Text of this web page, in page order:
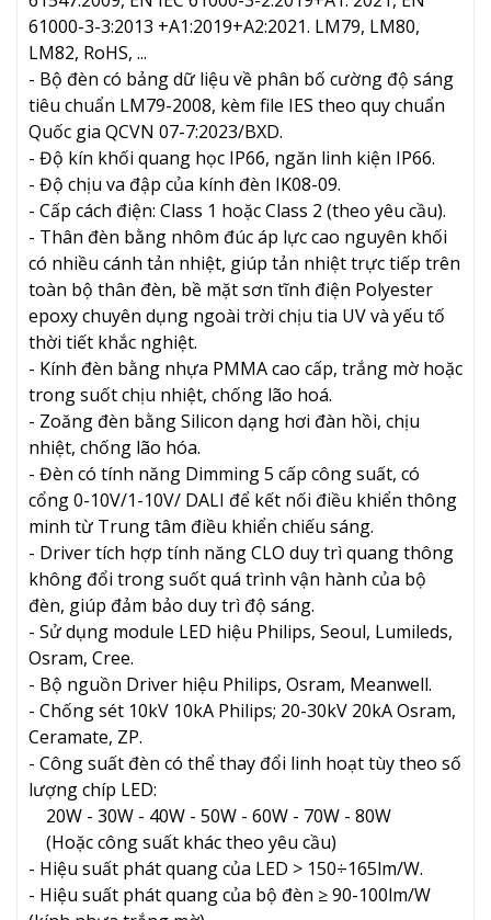
61000-3-3:2013 +A1:2019+A2:2021. LM79, LM80,
LM82, RoHS, ...
- Bộ đèn có bảng dữ liệu về phân bố cường độ sáng
tiêu chuẩn LM79-2008, kèm file IES theo quy chuẩn
Quốc gia QCVN 07-7:2023/BXD.
- Độ kín khối quang học IP66, ngăn linh kiện IP66.
- Độ chịu va đập của kính đèn IK08-09.
- Cấp cách điện: Class 1 hoặc Class 2 (theo yêu cầu).
- Thân đèn bằng nhôm đúc áp lực cao nguyên khối
có nhiều cánh tản nhiệt, giúp tản nhiệt trực tiếp trên
toàn bộ thân đèn, bề mặt sơn tĩnh điện Polyester
epoxy chuyên dụng ngoài trời chịu tia UV và yếu tố
thời tiết khắc nghiệt.
- Kính đèn bằng nhựa PMMA cao cấp, trắng mờ hoặc
trong suốt chịu nhiệt, chống lão hoá.
- Zoăng đèn bằng Silicon dạng hơi đàn hồi, chịu
nhiệt, chống lão hóa.
- Đèn có tính năng Dimming 5 cấp công suất, có
cổng 0-10V/1-10V/ DALI để kết nối điều khiển thông
minh từ Trung tâm điều khiển chiếu sáng.
- Driver tích hợp tính năng CLO duy trì quang thông
không đổi trong suốt quá trình vận hành của bộ
đèn, giúp đảm bảo duy trì độ sáng.
- Sử dụng module LED hiệu Philips, Seoul, Lumileds,
Osram, Cree.
- Bộ nguồn Driver hiệu Philips, Osram, Meanwell.
- Chống sét 10kV 10kA Philips; 20-30kV 20kA Osram,
Ceramate, ZP.
- Công suất đèn có thể thay đổi linh hoạt tùy theo số
lượng chíp LED:
20W - 30W - 40W - 50W - 60W - 70W - 80W
(Hoặc công suất khác theo yêu cầu)
- Hiệu suất phát quang của LED > 150÷165lm/W.
- Hiệu suất phát quang của bộ đèn ≥ 90-100lm/W